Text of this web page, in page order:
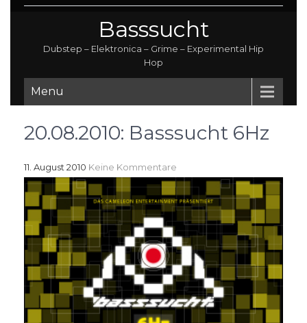
Basssucht
Dubstep – Elektronica – Grime – Experimental Hip
Hop
Menu
20.08.2010: Basssucht 6Hz
11. August 2010 Keine Kommentare